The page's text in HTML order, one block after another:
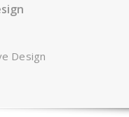
Design